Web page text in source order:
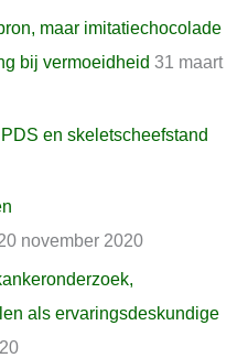
maar imitatiechocolade
bij vermoeidheid 31 maart
en skeletscheefstand
november 2020
als ervaringsdeskundige